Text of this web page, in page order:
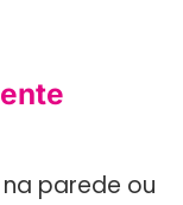
parede ou